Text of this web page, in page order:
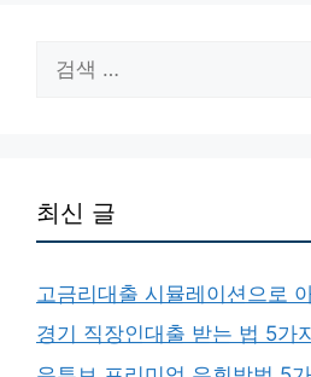
색:
최신 글
고금리대출 시뮬레이션으로
경기 직장인대출 받는 법 5가